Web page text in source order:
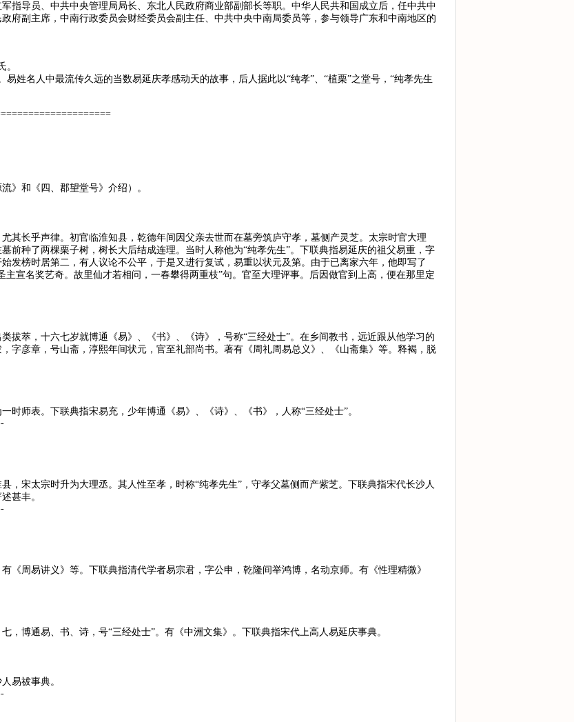
指导员、中共中央管理局局长、东北人民政府商业部副部长等职。中华人民共和国成立后，任中共中
府副主席，中南行政委员会财经委员会副主任、中共中央中南局委员等，参与领导广东和中南地区的
。
姓名人中最流传久远的当数易延庆孝感动天的故事，后人据此以“纯孝”、“植栗”之堂号，“纯孝先生
》和《四、郡望堂号》介绍）。
其长乎声律。初官临淮知县，乾德年间因父亲去世而在墓旁筑庐守孝，墓侧产灵芝。太宗时官大理
前种了两棵栗子树，树长大后结成连理。当时人称他为“纯孝先生”。下联典指易延庆的祖父易重，字
发榜时居第二，有人议论不公平，于是又进行复试，易重以状元及第。由于已离家六年，他即写了
主宣名奖艺奇。故里仙才若相问，一春攀得两重枝”句。官至大理评事。后因做官到上高，便在那里定
拔萃，十六七岁就博通《易》、《书》、《诗》，号称“三经处士”。在乡间教书，远近跟从他学习的
字彦章，号山斋，淳熙年间状元，官至礼部尚书。著有《周礼周易总义》、《山斋集》等。释褐，脱
时师表。下联典指宋易充，少年博通《易》、《诗》、《书》，人称“三经处士”。
，宋太宗时升为大理丞。其人性至孝，时称“纯孝先生”，守孝父墓侧而产紫芝。下联典指宋代长沙人
甚丰。
《周易讲义》等。下联典指清代学者易宗君，字公申，乾隆间举鸿博，名动京师。有《性理精微》
，博通易、书、诗，号“三经处士”。有《中洲文集》。下联典指宋代上高人易延庆事典。
易祓事典。